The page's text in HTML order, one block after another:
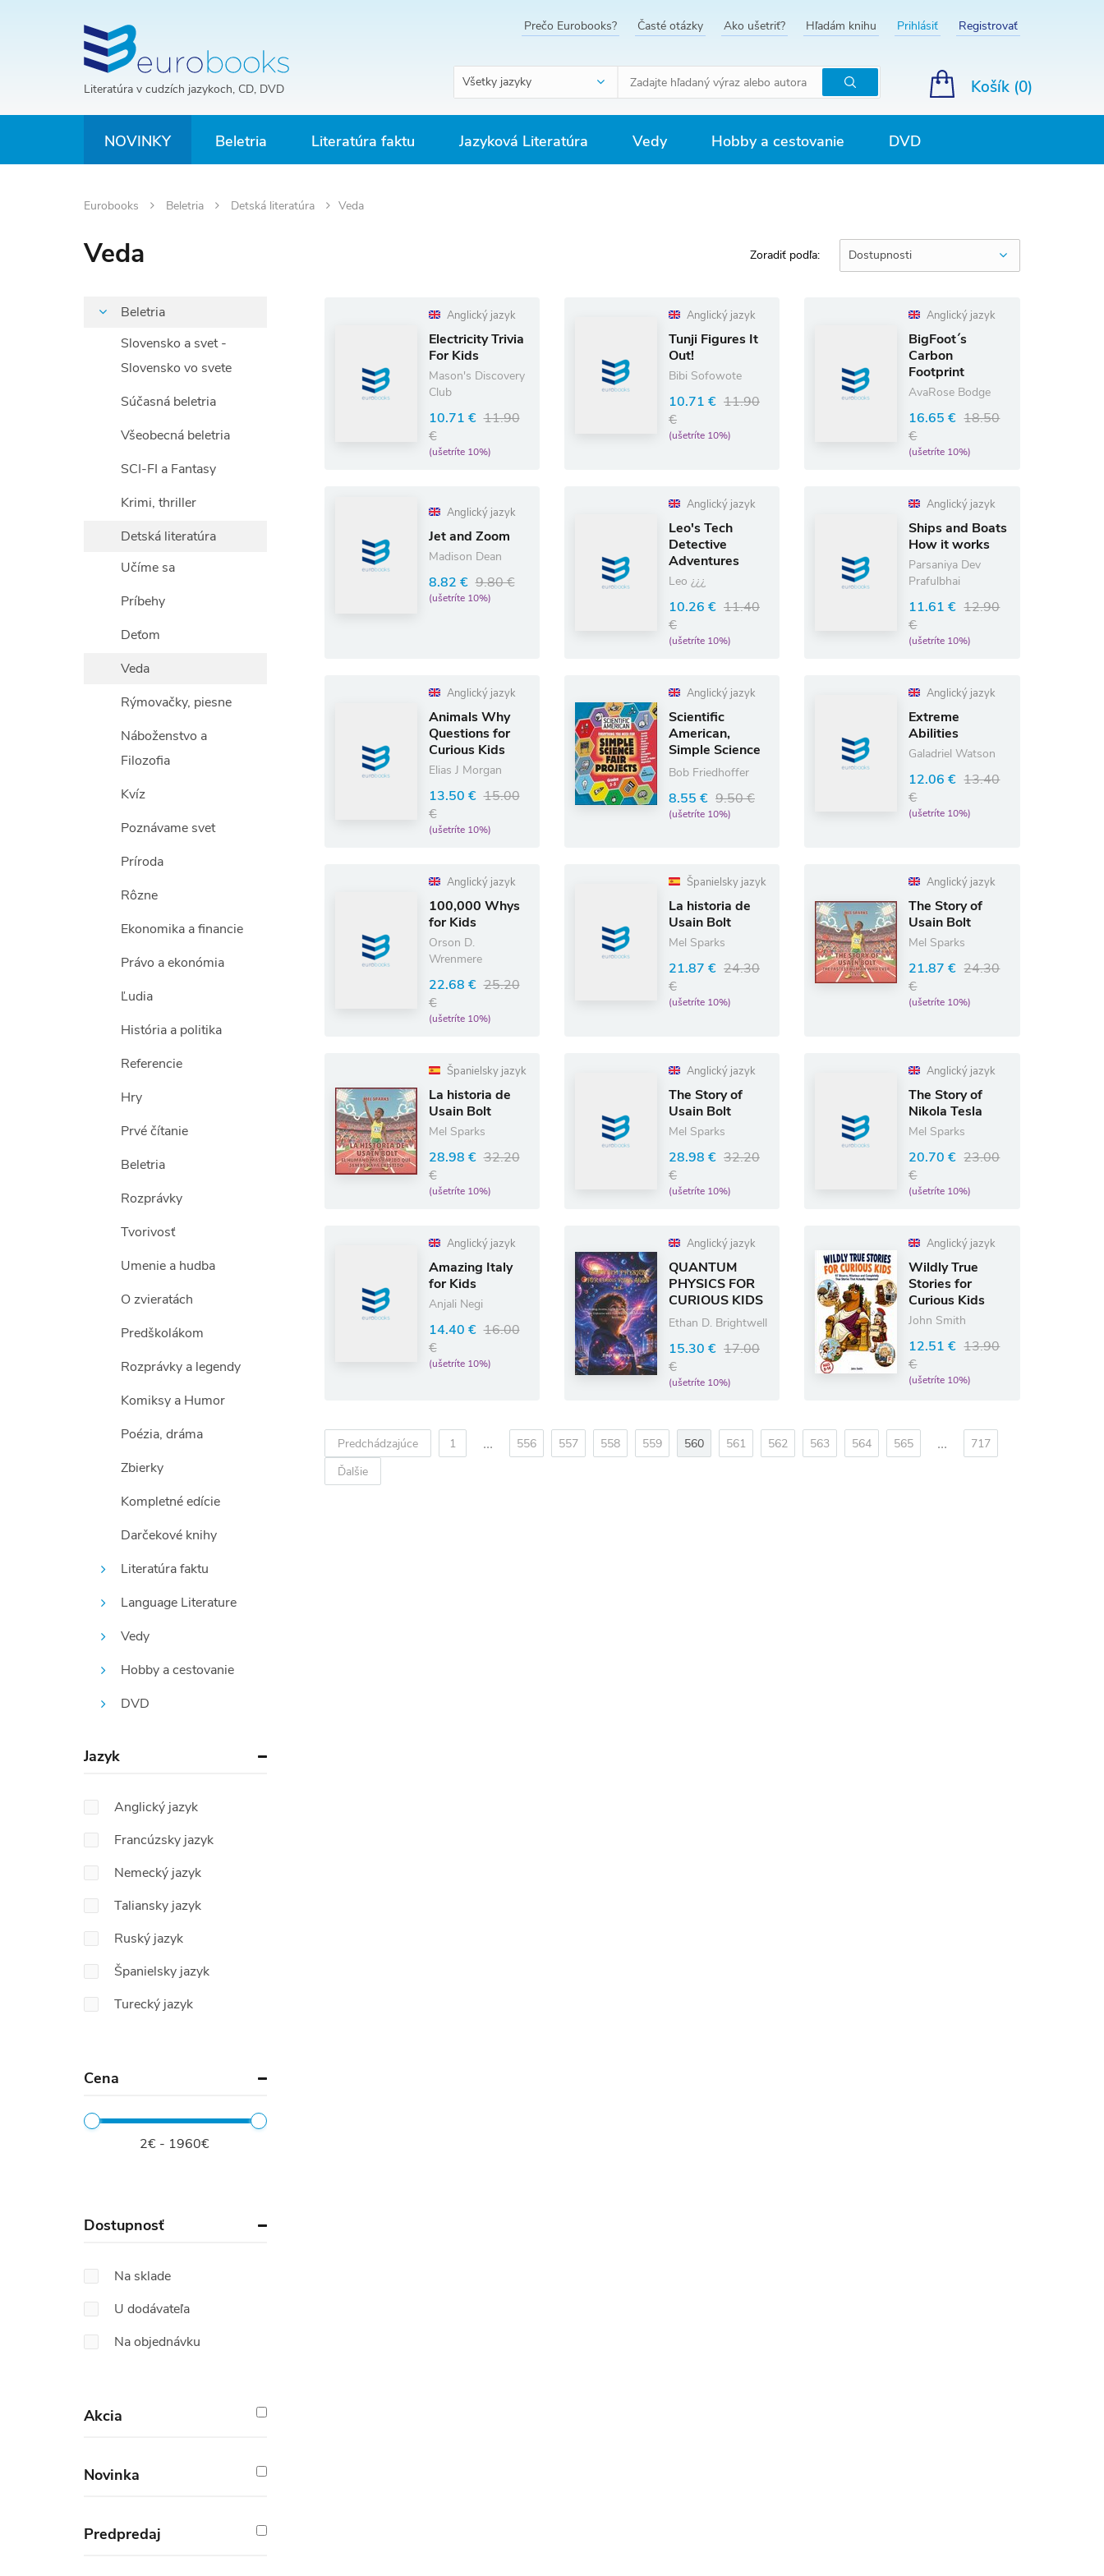
Literatúra v cudzích jazykoch, CD, DVD
Prečo Eurobooks? Časté otázky Ako ušetriť? Hľadám knihu Prihlásiť Registrovať
Všetky jazyky
Hľadať
Košík (0)
NOVINKY Beletria Literatúra faktu Jazyková Literatúra Vedy Hobby a cestovanie DVD
Eurobooks Beletria Detská literatúra Veda
Veda Zoradiť podľa: Dostupnosti
Beletria
Slovensko a svet -
Slovensko vo svete
Súčasná beletria
Všeobecná beletria
SCI-FI a Fantasy
Krimi, thriller
Detská literatúra
Učíme sa
Príbehy
Deťom
Veda
Rýmovačky, piesne
Náboženstvo a
Filozofia
Kvíz
Poznávame svet
Príroda
Rôzne
Ekonomika a financie
Právo a ekonómia
Ľudia
História a politika
Referencie
Hry
Prvé čítanie
Beletria
Rozprávky
Tvorivosť
Umenie a hudba
O zvieratách
Predškolákom
Rozprávky a legendy
Komiksy a Humor
Poézia, dráma
Zbierky
Kompletné edície
Darčekové knihy
Literatúra faktu
Language Literature
Vedy
Hobby a cestovanie
DVD
Jazyk
Anglický jazyk
Francúzsky jazyk
Nemecký jazyk
Taliansky jazyk
Ruský jazyk
Španielsky jazyk
Turecký jazyk
Cena
2€ - 1960€
Dostupnosť
Na sklade
U dodávateľa
Na objednávku
Akcia
Novinka
Predpredaj
Anglický jazyk
Electricity Trivia
For Kids
Mason's Discovery
Club
10.71 € 11.90
€
(ušetríte 10%)
Anglický jazyk
Tunji Figures It
Out!
Bibi Sofowote
10.71 € 11.90
€
(ušetríte 10%)
Anglický jazyk
BigFoot´s
Carbon
Footprint
AvaRose Bodge
16.65 € 18.50
€
(ušetríte 10%)
Anglický jazyk
Jet and Zoom
Madison Dean
8.82 € 9.80 €
(ušetríte 10%)
Anglický jazyk
Leo's Tech
Detective
Adventures
Leo ¿¿¿
10.26 € 11.40
€
(ušetríte 10%)
Anglický jazyk
Ships and Boats
How it works
Parsaniya Dev
Prafulbhai
11.61 € 12.90
€
(ušetríte 10%)
Anglický jazyk
Animals Why
Questions for
Curious Kids
Elias J Morgan
13.50 € 15.00
€
(ušetríte 10%)
Anglický jazyk
Scientific
American,
Simple Science
Fair Projects,
Bob Friedhoffer
8.55 € 9.50 €
(ušetríte 10%)
Anglický jazyk
Extreme
Abilities
Galadriel Watson
12.06 € 13.40
€
(ušetríte 10%)
Anglický jazyk
100,000 Whys
for Kids
Orson D.
Wrenmere
22.68 € 25.20
€
(ušetríte 10%)
Španielsky jazyk
La historia de
Usain Bolt
Mel Sparks
21.87 € 24.30
€
(ušetríte 10%)
Anglický jazyk
The Story of
Usain Bolt
Mel Sparks
21.87 € 24.30
€
(ušetríte 10%)
Španielsky jazyk
La historia de
Usain Bolt
Mel Sparks
28.98 € 32.20
€
(ušetríte 10%)
Anglický jazyk
The Story of
Usain Bolt
Mel Sparks
28.98 € 32.20
€
(ušetríte 10%)
Anglický jazyk
The Story of
Nikola Tesla
Mel Sparks
20.70 € 23.00
€
(ušetríte 10%)
Anglický jazyk
Amazing Italy
for Kids
Anjali Negi
14.40 € 16.00
€
(ušetríte 10%)
Anglický jazyk
QUANTUM
PHYSICS FOR
CURIOUS KIDS
AGES 8-12
Ethan D. Brightwell
15.30 € 17.00
€
(ušetríte 10%)
Anglický jazyk
Wildly True
Stories for
Curious Kids
John Smith
12.51 € 13.90
€
(ušetríte 10%)
Predchádzajúce 1 ... 556 557 558 559 560 561 562 563 564 565 ...
717
Ďalšie